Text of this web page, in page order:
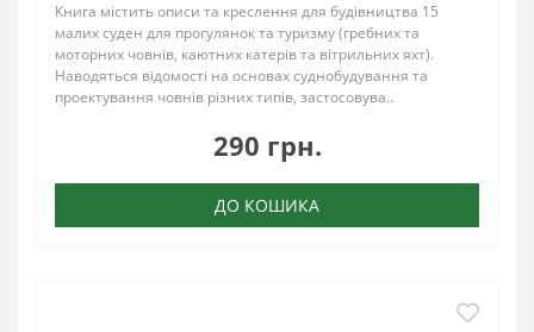
Книга містить описи та креслення для будівництва 15
малих суден для прогулянок та туризму (гребних та
моторних човнів, каютних катерів та вітрильних яхт).
Наводяться відомості на основах суднобудування та
проектування човнів різних типів, застосовува..
290 грн.
ДО КОШИКА